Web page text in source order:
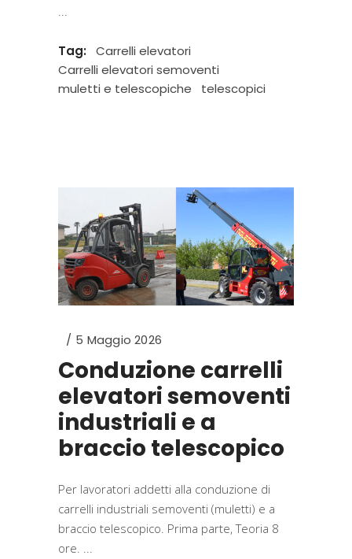
Tag:
Carrelli elevatori
Carrelli elevatori semoventi
muletti e telescopiche
telescopici
5 Maggio 2026
Conduzione carrelli
elevatori semoventi
industriali e a
braccio telescopico
Per lavoratori addetti alla conduzione di
carrelli industriali semoventi (muletti) e a
braccio telescopico. Prima parte, Teoria 8
ore.